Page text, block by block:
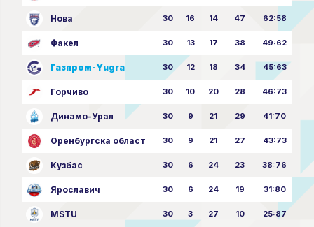
Нова 30 16 14 47 62:58
Факел 30 13 17 38 49:62
Газпром-Yugra 30 12 18 34 45:63
Горчиво 30 10 20 28 46:73
Динамо-Урал 30 9 21 29 41:70
Оренбургска област 30 9 21 27 43:73
Кузбас 30 6 24 23 38:76
Ярославич 30 6 24 19 31:80
MSTU 30 3 27 10 25:87